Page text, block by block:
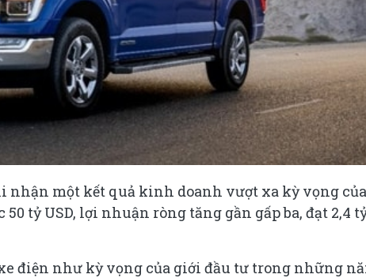
nhận một kết quả kinh doanh vượt xa kỳ vọng của
tỷ USD, lợi nhuận ròng tăng gần gấp ba, đạt 2,4
điện như kỳ vọng của giới đầu tư trong những